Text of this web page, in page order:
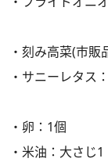
・刻み高菜(市販
・サニーレタス
・卵：1個
・米油：大さじ1